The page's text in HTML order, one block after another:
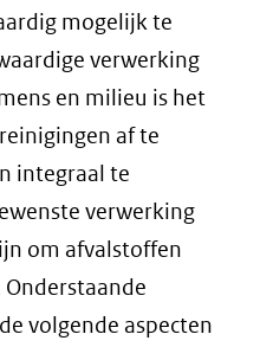
mogelijk te
verwerking
en milieu is het
af te
integraal te
verwerking
om afvalstoffen
volgende aspecten